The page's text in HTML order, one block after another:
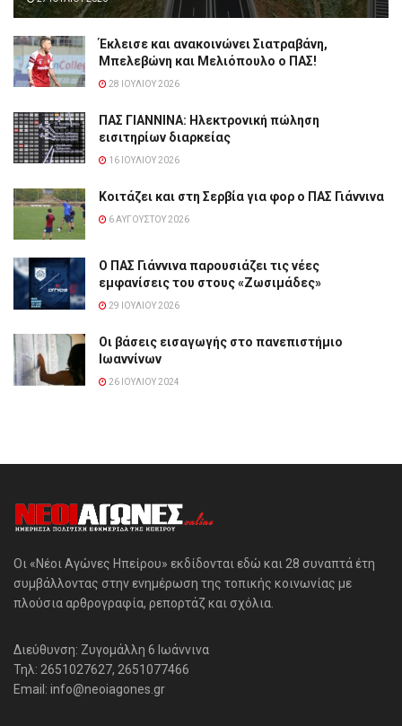
Έκλεισε και ανακοινώνει Σιατραβάνη,
Μπελεβώνη και Μελιόπουλο ο ΠΑΣ!
28 ΙΟΥΛΊΟΥ 2026
ΠΑΣ ΓΙΑΝΝΙΝΑ: Hλεκτρονική πώληση
εισιτηρίων διαρκείας
16 ΙΟΥΛΊΟΥ 2026
Κοιτάζει και στη Σερβία για φορ ο ΠΑΣ Γιάννινα
6 ΑΥΓΟΎΣΤΟΥ 2026
Ο ΠΑΣ Γιάννινα παρουσιάζει τις νέες
εμφανίσεις του στους «Ζωσιμάδες»
29 ΙΟΥΛΊΟΥ 2026
Οι βάσεις εισαγωγής στο πανεπιστήμιο
Ιωαννίνων
26 ΙΟΥΛΊΟΥ 2024
Οι «Νέοι Αγώνες Ηπείρου» εκδίδονται εδώ και 28 συναπτά έτη
συμβάλλοντας στην ενημέρωση της τοπικής κοινωνίας με
πλούσια αρθρογραφία, ρεπορτάζ και σχόλια.
Διεύθυνση: Ζυγομάλλη 6 Ιωάννινα
Τηλ: 2651027627, 2651077466
Email: info@neoiagones.gr